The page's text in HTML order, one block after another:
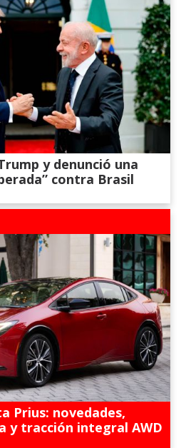
y denunció una
contra Brasil
Prius: novedades,
y tracción integral AWD